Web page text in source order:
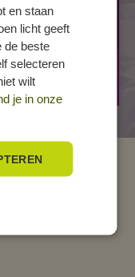
en staan
licht geeft
de beste
selecteren
wilt
je in onze